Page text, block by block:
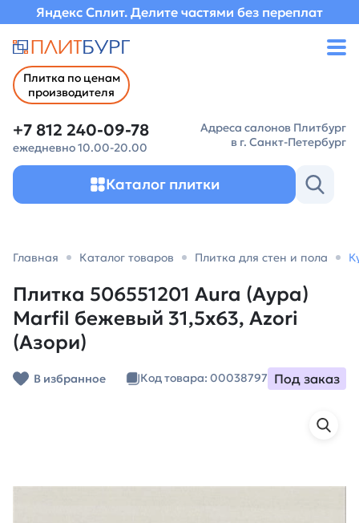
Яндекс Сплит. Делите частями без переплат
Плитка по ценам
производителя
+7 812 240-09-78
ежедневно 10.00-20.00
Адреса салонов Плитбург
в г. Санкт-Петербург
Каталог плитки
Главная Каталог товаров Плитка для стен и пола
Плитка 506551201 Aura (Аура)
Marfil бежевый 31,5х63, Azori
(Азори)
В избранное Код товара: 00038797 Под заказ